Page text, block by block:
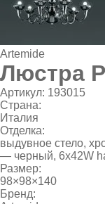
Artemide
Люстра
Артикул: 193015
Страна:
Италия
Отделка:
выдувное стело,
— черный, 6x42W
Размер:
98×98×140
Бренд: